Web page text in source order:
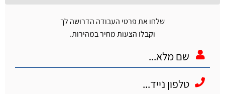
שלחו את פרטי העבודה הדרושה לך
וקבלו הצעות מחיר במהירות.